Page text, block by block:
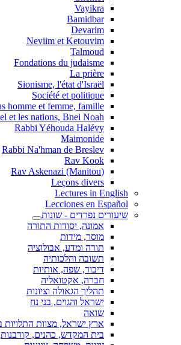
Vayikra
Bamidbar
Devarim
Neviim et Ketouvim
Talmoud
Fondations du judaisme
La prière
Sionisme, l'état d'Israël
Société et politique
homme et femme, famille
et les nations, Bnei Noah
Rabbi Yéhouda Halévy
Maimonide
Rabbi Na'hman de Breslev
Rav Kook
(Rav Askenazi (Manitou
Leçons divers
Lectures in English
Lecciones en Español
שיעורים נפרדים - שונות
אמונה, יסודות התורה
מוסר, מידות
תורה ומדע, אבולוציה
תשובה והלכותיה
דיבור, שפה, אותיות
חברה, אקטואליה
תהליך הגאולה וציונות
ישראל והגוים, בני נח
שואה
ארץ ישראל, מצוות התלויות
בית המקדש, כהנים, קורבנות